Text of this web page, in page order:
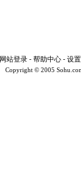
网站登录 - 帮助中心 - 设
Copyright © 2005